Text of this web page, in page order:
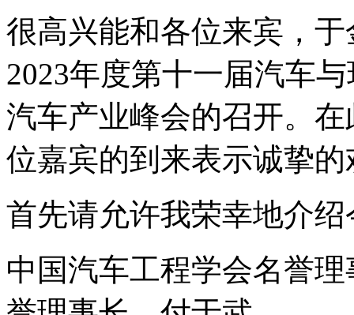
很高兴能和各位来宾，
2023年度第十一届汽车
汽车产业峰会的召开。
位嘉宾的到来表示诚挚
首先请允许我荣幸地介
中国汽车工程学会名誉